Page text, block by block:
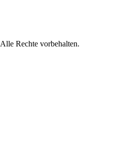
Rechte vorbehalten.